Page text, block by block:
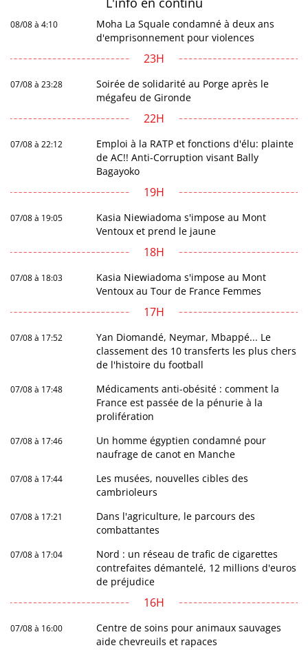
08/08 à 4:10
Moha La Squale condamné à deux ans
d'emprisonnement pour violences
23H
07/08 à 23:28
Soirée de solidarité au Porge après le
mégafeu de Gironde
22H
07/08 à 22:12
Emploi à la RATP et fonctions d'élu: plainte
de AC!! Anti-Corruption visant Bally
Bagayoko
19H
07/08 à 19:05
Kasia Niewiadoma s'impose au Mont
Ventoux et prend le jaune
18H
07/08 à 18:03
Kasia Niewiadoma s'impose au Mont
Ventoux au Tour de France Femmes
17H
07/08 à 17:52
Yan Diomandé, Neymar, Mbappé... Le
classement des 10 transferts les plus chers
de l'histoire du football
07/08 à 17:48
Médicaments anti-obésité : comment la
France est passée de la pénurie à la
prolifération
07/08 à 17:46
Un homme égyptien condamné pour
naufrage de canot en Manche
07/08 à 17:44
Les musées, nouvelles cibles des
cambrioleurs
07/08 à 17:21
Dans l'agriculture, le parcours des
combattantes
07/08 à 17:04
Nord : un réseau de trafic de cigarettes
contrefaites démantelé, 12 millions d'euros
de préjudice
16H
07/08 à 16:00
Centre de soins pour animaux sauvages
aide chevreuils et rapaces